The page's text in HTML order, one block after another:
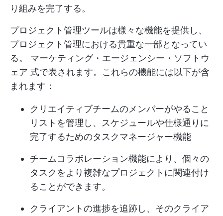
り組みを完了する。
プロジェクト管理ツールは様々な機能を提供し、
プロジェクト管理における貴重な一部となってい
る。 マーケティング・エージェンシー・ソフトウ
ェア 式で表されます。これらの機能には以下が含
まれます：
クリエイティブチームのメンバーがやること
リストを管理し、スケジュールや仕様通りに
完了するためのタスクマネージャー機能
チームコラボレーション機能により、個々の
タスクをより複雑なプロジェクトに関連付け
ることができます。
クライアントの進捗を追跡し、そのクライア